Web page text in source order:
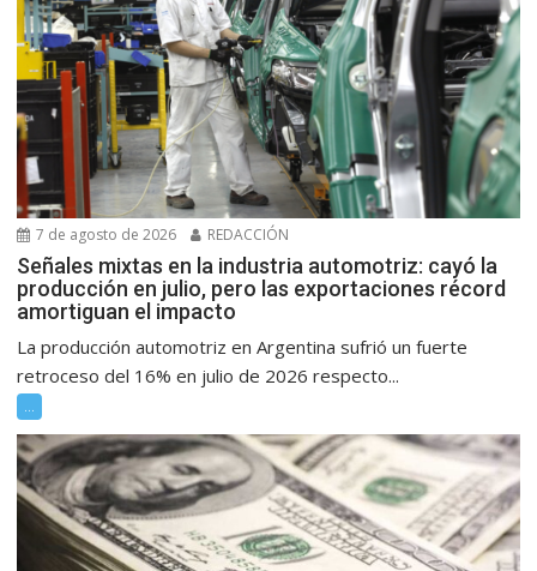
7 de agosto de 2026 REDACCIÓN
Señales mixtas en la industria automotriz: cayó la
producción en julio, pero las exportaciones récord
amortiguan el impacto
La producción automotriz en Argentina sufrió un fuerte
retroceso del 16% en julio de 2026 respecto...
...